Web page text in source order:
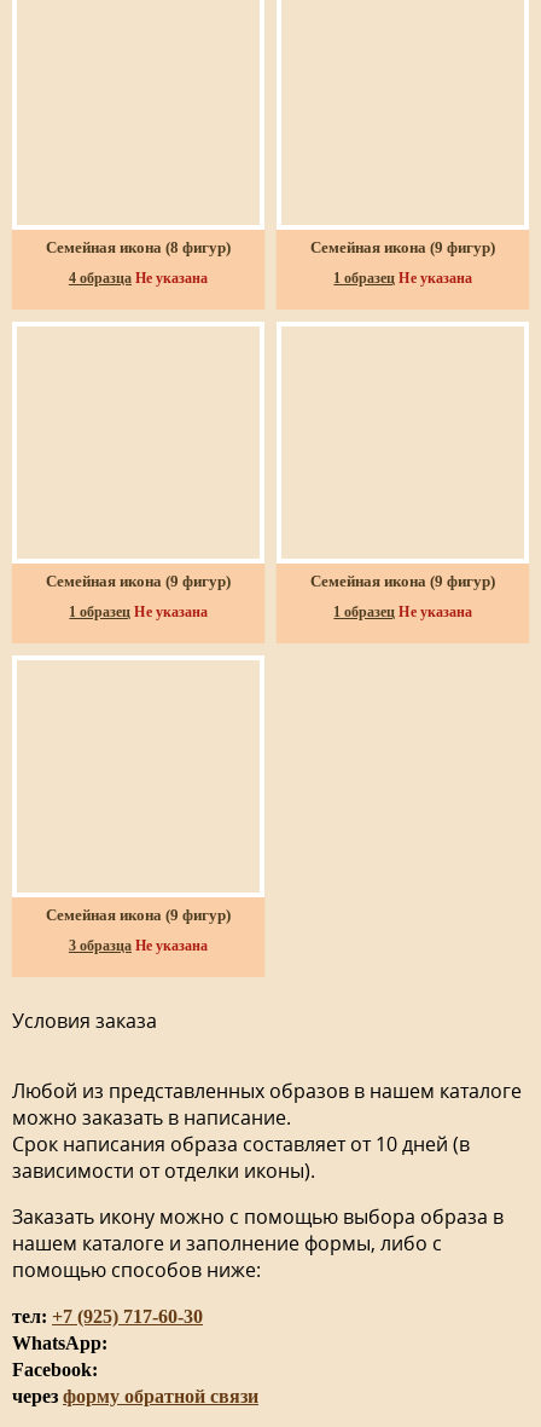
Условия заказа
Любой из представленных образов в нашем каталоге
можно заказать в написание.
Срок написания образа составляет от 10 дней (в
зависимости от отделки иконы).
Заказать икону можно с помощью выбора образа в
нашем каталоге и заполнение формы, либо с
помощью способов ниже:
тел: +7 (925) 717-60-30
WhatsApp:
Facebook:
через форму обратной связи
Семейная икона (8 фигур)
4 образца Не указана
Семейная икона (9 фигур)
1 образец Не указана
Семейная икона (9 фигур)
1 образец Не указана
Семейная икона (9 фигур)
1 образец Не указана
Семейная икона (9 фигур)
3 образца Не указана